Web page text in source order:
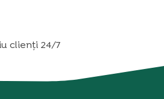
clienți 24/7